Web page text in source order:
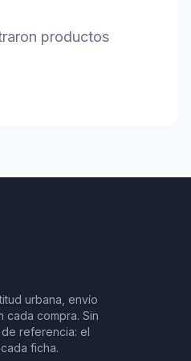
productos
urbana, envío
cada compra. Sin
referencia: el
ficha.